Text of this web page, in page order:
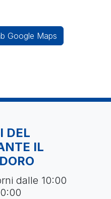
Google Maps
DEL
IL
dalle 10:00